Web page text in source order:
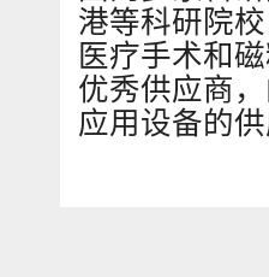
港等科研院
医疗手术和
优秀供应商
应用设备的